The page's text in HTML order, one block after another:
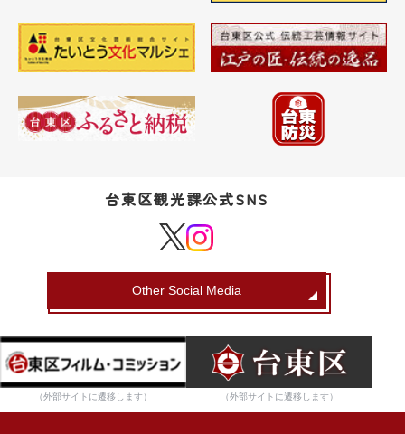
台東区観光課公式SNS
Other Social Media
（外部サイトに遷移します） （外部サイトに遷移します）